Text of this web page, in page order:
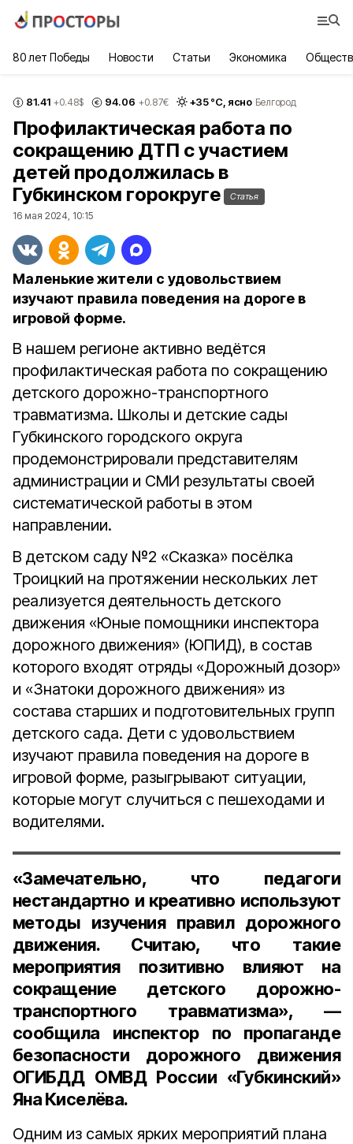
80 лет Победы Новости Статьи Экономика
81.41 +0.48$ 94.06 +0.87€ +35°С, ясно Белгород
Профилактическая работа по
сокращению ДТП с участием
детей продолжилась в
Губкинском горокруге
Статья
16 мая 2024, 10:15
Маленькие жители с удовольствием
изучают правила поведения на дороге в
игровой форме.
В нашем регионе активно ведётся
профилактическая работа по сокращению
детского дорожно-транспортного
травматизма. Школы и детские сады
Губкинского городского округа
продемонстрировали представителям
администрации и СМИ результаты своей
систематической работы в этом
направлении.
В детском саду №2 «Сказка» посёлка
Троицкий на протяжении нескольких лет
реализуется деятельность детского
движения «Юные помощники инспектора
дорожного движения» (ЮПИД), в состав
которого входят отряды «Дорожный дозор»
и «Знатоки дорожного движения» из
состава старших и подготовительных групп
детского сада. Дети с удовольствием
изучают правила поведения на дороге в
игровой форме, разыгрывают ситуации,
которые могут случиться с пешеходами и
водителями.
«Замечательно, что педагоги
нестандартно и креативно используют
методы изучения правил дорожного
движения. Считаю, что такие
мероприятия позитивно влияют на
сокращение детского дорожно-
транспортного травматизма», —
сообщила инспектор по пропаганде
безопасности дорожного движения
ОГИБДД ОМВД России «Губкинский»
Яна Киселёва.
Одним из самых ярких мероприятий плана